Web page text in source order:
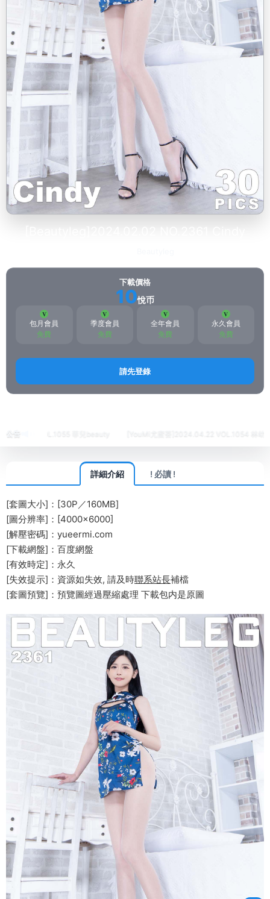
下載價格
10悅币
包月會員
免費
季度會員
免費
全年會員
免費
永久會員
免費
請先登錄
公告VOL.1055 菲兒beauty [YouMi尤蜜荟]2024.04.22 VOL.1054 林幼一
詳細介紹 ! 必讀 !
[套圖大小]：[30P／160MB]
[圖分辨率]：[4000×6000]
[解壓密碼]：yueermi.com
[下載網盤]：百度網盤
[有效時定]：永久
[失效提示]：資源如失效, 請及時聯系站長補檔
[套圖預覽]：預覽圖經過壓縮處理 下載包内是原圖